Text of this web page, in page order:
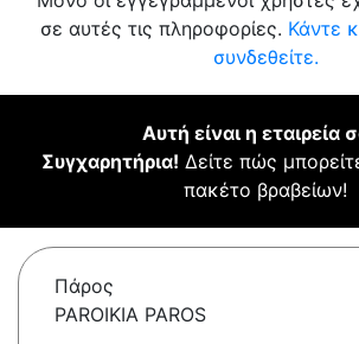
σε αυτές τις πληροφορίες. Κάντε
συνδεθείτε.
Αυτή είναι η εταιρεία
Συγχαρητήρια! Δείτε πώς
πακέτο βραβείων!
Πάρος
PAROIKIA PAROS